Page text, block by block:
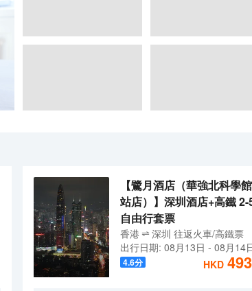
【鷺月酒店（華強北科學
站店）】深圳酒店+高鐵 2-
自由行套票
香港 深圳 往返火車/高鐵票
出行日期: 08月13日 - 08月14
4.6分 HKD 493